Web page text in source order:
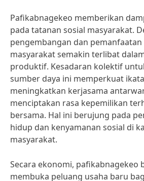
Pafikabnagekeo memberikan
pada tatanan sosial masyarakat.
pengembangan dan
masyarakat semakin terlibat
produktif. Kesadaran kolektif
sumber daya ini memperkuat
meningkatkan kerjasama
menciptakan rasa kepemilikan
bersama. Hal ini berujung pada
hidup dan kenyamanan sosial di
masyarakat.
Secara ekonomi, pafikabnagekeo
membuka peluang usaha baru